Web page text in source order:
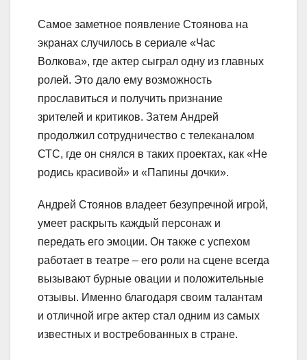
Самое заметное появление Стоянова на
экранах случилось в сериале «Час
Волкова», где актер сыграл одну из главных
ролей. Это дало ему возможность
прославиться и получить признание
зрителей и критиков. Затем Андрей
продолжил сотрудничество с телеканалом
СТС, где он снялся в таких проектах, как «Не
родись красивой» и «Папины дочки».
Андрей Стоянов владеет безупречной игрой,
умеет раскрыть каждый персонаж и
передать его эмоции. Он также с успехом
работает в театре – его роли на сцене всегда
вызывают бурные овации и положительные
отзывы. Именно благодаря своим талантам
и отличной игре актер стал одним из самых
известных и востребованных в стране.